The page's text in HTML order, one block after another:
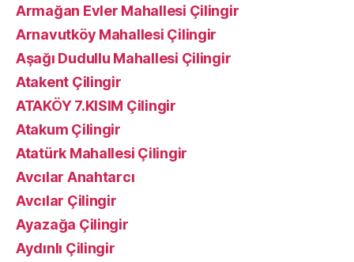
Armağan Evler Mahallesi Çilingir
Arnavutköy Mahallesi Çilingir
Aşağı Dudullu Mahallesi Çilingir
Atakent Çilingir
ATAKÖY 7.KISIM Çilingir
Atakum Çilingir
Atatürk Mahallesi Çilingir
Avcılar Anahtarcı
Avcılar Çilingir
Ayazağa Çilingir
Aydınlı Çilingir